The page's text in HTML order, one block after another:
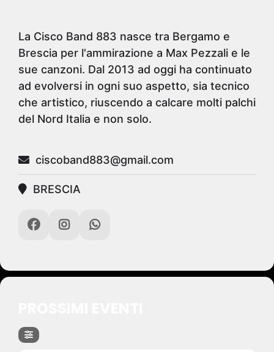
La Cisco Band 883 nasce tra Bergamo e
Brescia per l'ammirazione a Max Pezzali e le
sue canzoni. ​Dal 2013 ad oggi ha continuato
ad evolversi in ogni suo aspetto, sia tecnico
che artistico, riuscendo a calcare molti palchi
del Nord Italia e non solo.
ciscoband883@gmail.com
BRESCIA